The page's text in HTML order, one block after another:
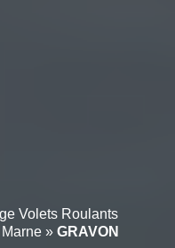
Volets Roulants
» GRAVON